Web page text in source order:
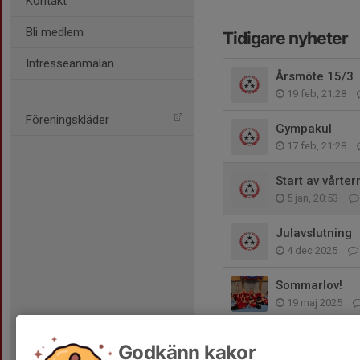
Bli medlem
Intresseanmälan
Föreningskläder
Tidigare nyheter
Årsmöte 15/3
19 feb, 21:28
Gympakul
17 feb, 21:28
Start av
5 jan, 20:53
Julavslutning
4 dec 2025
Sommarlov!
19 maj 2025
Godkänn kakor